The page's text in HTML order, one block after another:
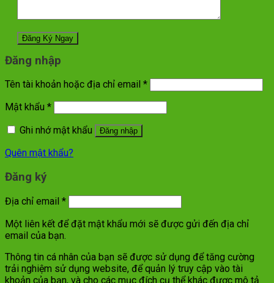
Đăng nhập
Tên tài khoản hoặc địa chỉ email *
Mật khẩu *
Ghi nhớ mật khẩu
Đăng nhập
Quên mật khẩu?
Đăng ký
Địa chỉ email *
Một liên kết để đặt mật khẩu mới sẽ được gửi đến địa chỉ
email của bạn.
Thông tin cá nhân của bạn sẽ được sử dụng để tăng cường
trải nghiệm sử dụng website, để quản lý truy cập vào tài
khoản của bạn, và cho các mục đích cụ thể khác được mô tả